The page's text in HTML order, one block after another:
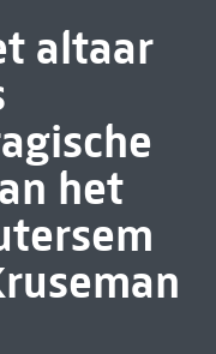
altaar
het